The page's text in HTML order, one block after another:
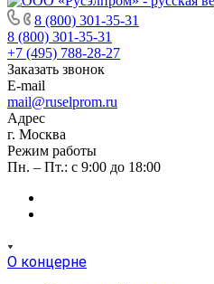
8 (800) 301-35-31
8 (800) 301-35-31
+7 (495) 788-28-27
Заказать звонок
E-mail
mail@ruselprom.ru
Адрес
г. Москва
Режим работы
Пн. – Пт.: с 9:00 до 18:00
О концерне